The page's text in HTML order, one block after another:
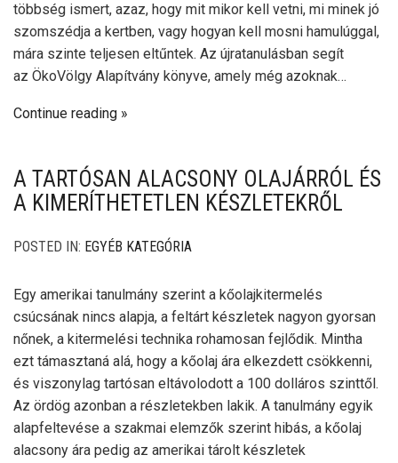
többség ismert, azaz, hogy mit mikor kell vetni, mi minek jó
szomszédja a kertben, vagy hogyan kell mosni hamulúggal,
mára szinte teljesen eltűntek. Az újratanulásban segít
az ÖkoVölgy Alapítvány könyve, amely még azoknak…
Continue reading
A TARTÓSAN ALACSONY OLAJÁRRÓL ÉS
A KIMERÍTHETETLEN KÉSZLETEKRŐL
POSTED IN: EGYÉB KATEGÓRIA
Egy amerikai tanulmány szerint a kőolajkitermelés
csúcsának nincs alapja, a feltárt készletek nagyon gyorsan
nőnek, a kitermelési technika rohamosan fejlődik. Mintha
ezt támasztaná alá, hogy a kőolaj ára elkezdett csökkenni,
és viszonylag tartósan eltávolodott a 100 dolláros szinttől.
Az ördög azonban a részletekben lakik. A tanulmány egyik
alapfeltevése a szakmai elemzők szerint hibás, a kőolaj
alacsony ára pedig az amerikai tárolt készletek